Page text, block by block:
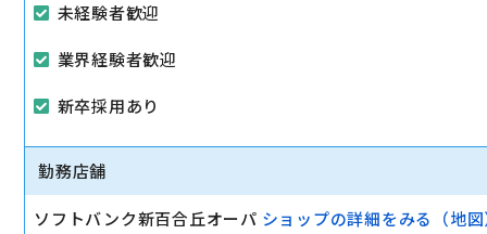
未経験者歓迎
業界経験者歓迎
新卒採用あり
勤務店舗
ソフトバンク新百合丘オーパ ショップの詳細をみる（地図